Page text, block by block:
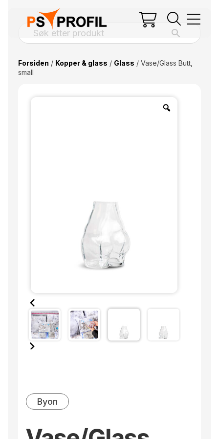
Forsiden / Kopper & glass / Glass / Vase/Glass Butt,
small
Byon